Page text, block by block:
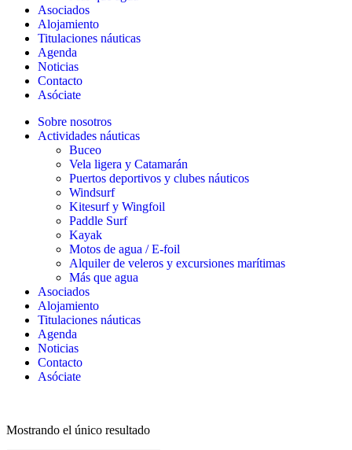
Asociados
Alojamiento
Titulaciones náuticas
Agenda
Noticias
Contacto
Asóciate
Sobre nosotros
Actividades náuticas
Buceo
Vela ligera y Catamarán
Puertos deportivos y clubes náuticos
Windsurf
Kitesurf y Wingfoil
Paddle Surf
Kayak
Motos de agua / E-foil
Alquiler de veleros y excursiones marítimas
Más que agua
Asociados
Alojamiento
Titulaciones náuticas
Agenda
Noticias
Contacto
Asóciate
Mostrando el único resultado